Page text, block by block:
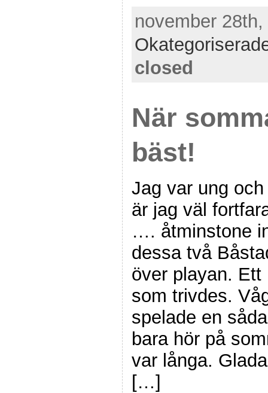
november
closed
När
bäst!
Jag var ung
är jag väl
…. åtminstone
dessa två
över playan.
som trivdes.
spelade en
bara hör på
var långa.
[…]